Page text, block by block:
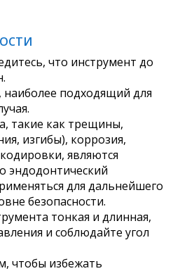
что инструмент до
подходящий для
такие как трещины,
изгибы), коррозия,
являются
эндодонтический
для дальнейшего
безопасности.
тонкая и длинная,
и соблюдайте угол
чтобы избежать